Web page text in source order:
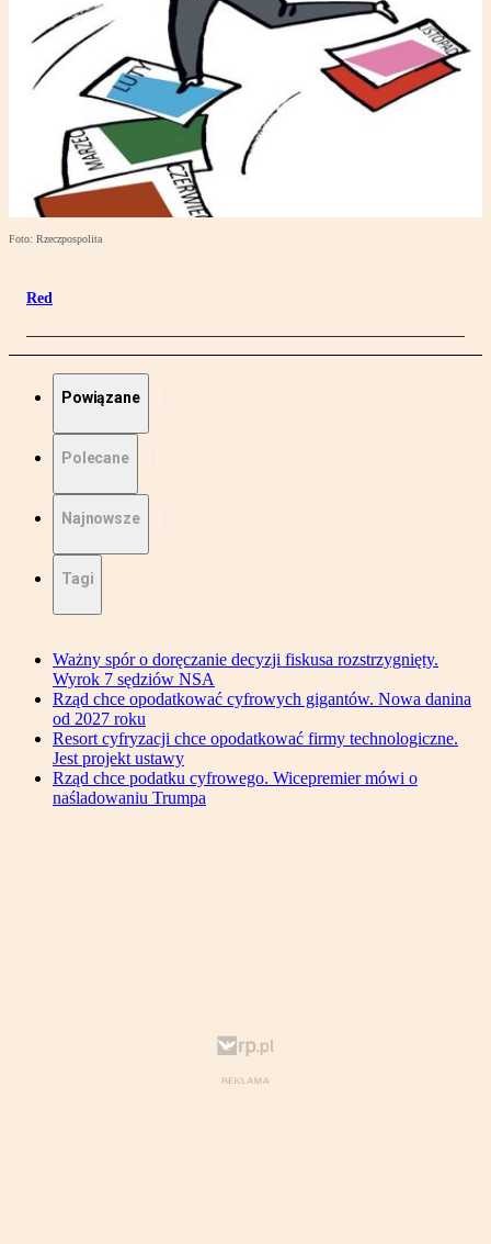
Foto: Rzeczpospolita
Red
Powiązane
Polecane
Najnowsze
Tagi
Ważny spór o doręczanie decyzji fiskusa rozstrzygnięty.
Wyrok 7 sędziów NSA
Rząd chce opodatkować cyfrowych gigantów. Nowa danina
od 2027 roku
Resort cyfryzacji chce opodatkować firmy technologiczne.
Jest projekt ustawy
Rząd chce podatku cyfrowego. Wicepremier mówi o
naśladowaniu Trumpa